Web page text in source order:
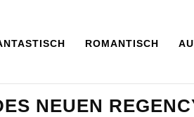
ROMANTISCH
NEUEN